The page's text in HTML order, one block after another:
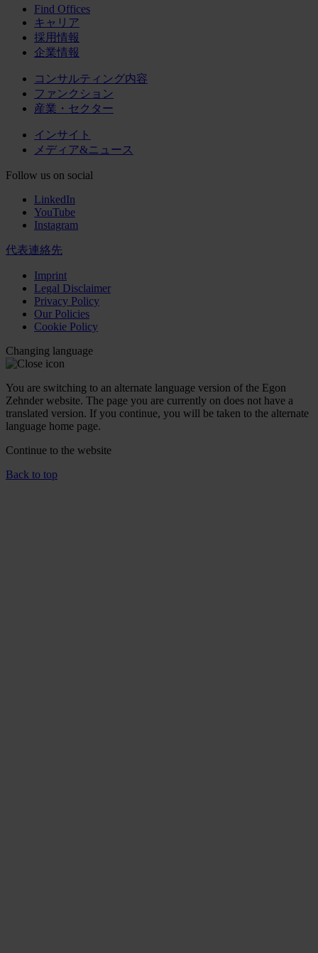
Find Offices
キャリア
採用情報
企業情報
コンサルティング内容
ファンクション
産業・セクター
インサイト
メディア&ニュース
Follow us on social
LinkedIn
YouTube
Instagram
代表連絡先
Imprint
Legal Disclaimer
Privacy Policy
Our Policies
Cookie Policy
Changing language
You are switching to an alternate language version of the Egon
Zehnder website. The page you are currently on does not have a
translated version. If you continue, you will be taken to the alternate
language home page.
Continue to the website
Back to top